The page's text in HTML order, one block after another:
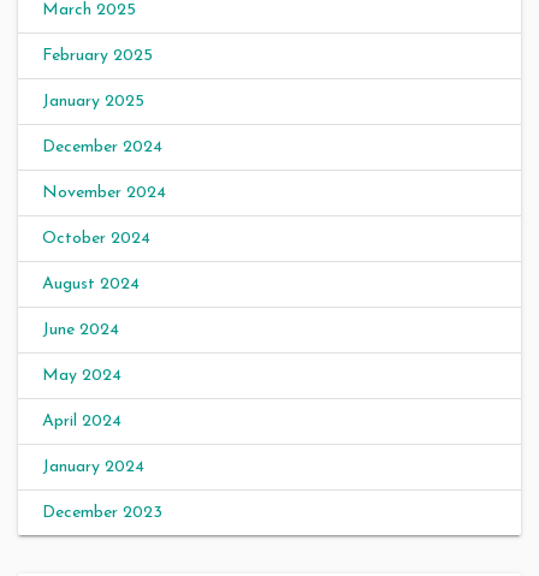
March 2025
February 2025
January 2025
December 2024
November 2024
October 2024
August 2024
June 2024
May 2024
April 2024
January 2024
December 2023